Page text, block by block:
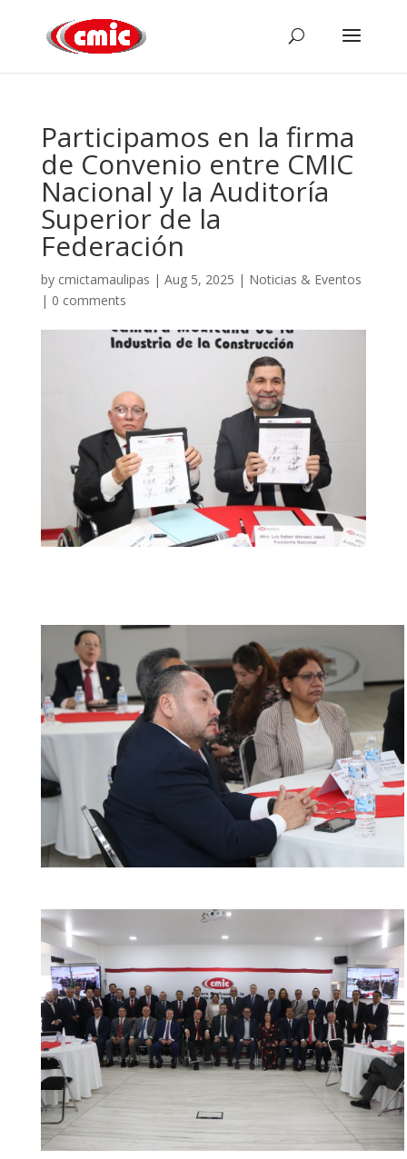
Participamos en la firma
de Convenio entre CMIC
Nacional y la Auditoría
Superior de la
Federación
by cmictamaulipas | Aug 5, 2025 | Noticias & Eventos
| 0 comments